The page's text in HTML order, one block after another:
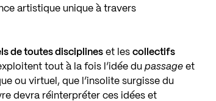
artistique unique à travers
de toutes disciplines et lescollectifs
tout à la fois l’idée dupassage et
ou virtuel, que l’insolite surgisse du
devra réinterpréter ces idées et